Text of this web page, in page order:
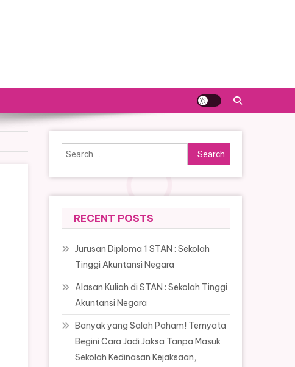
Search
for:
RECENT POSTS
Jurusan Diploma 1 STAN : Sekolah
Tinggi Akuntansi Negara
Alasan Kuliah di STAN : Sekolah Tinggi
Akuntansi Negara
Banyak yang Salah Paham! Ternyata
Begini Cara Jadi Jaksa Tanpa Masuk
Sekolah Kedinasan Kejaksaan,